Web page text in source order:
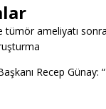
tümör ameliyatı
Recep Günay: